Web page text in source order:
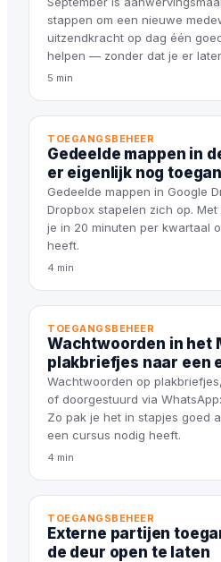
stappen om een nieuwe
uitzendkracht op dag één
helpen — zonder dat je er
5 min
TOEGANGSBEHEER
Gedeelde mappen in
er eigenlijk nog
Gedeelde mappen in Google
Dropbox stapelen zich op.
je in 20 minuten per kwartaal
heeft.
4 min
TOEGANGSBEHEER
Wachtwoorden in het
plakbriefjes naar een
Wachtwoorden op
of doorgestuurd via
Zo pak je het in stapjes goed
een cursus nodig heeft.
4 min
TOEGANGSBEHEER
Externe partijen
de deur open te laten